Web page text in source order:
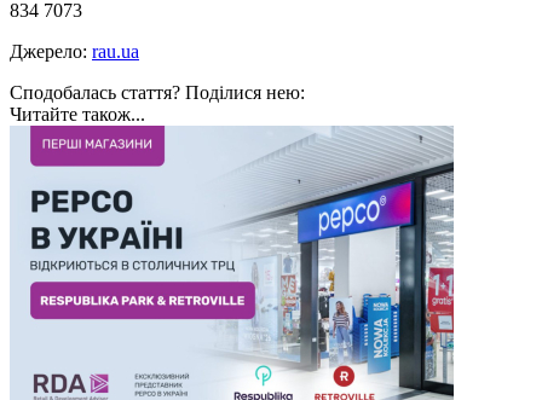
834 7073
Джерело: rau.ua
Сподобалась стаття? Поділися нею:
Читайте також...